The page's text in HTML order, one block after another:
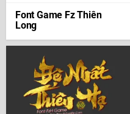
Font Game Fz Thiên
Long